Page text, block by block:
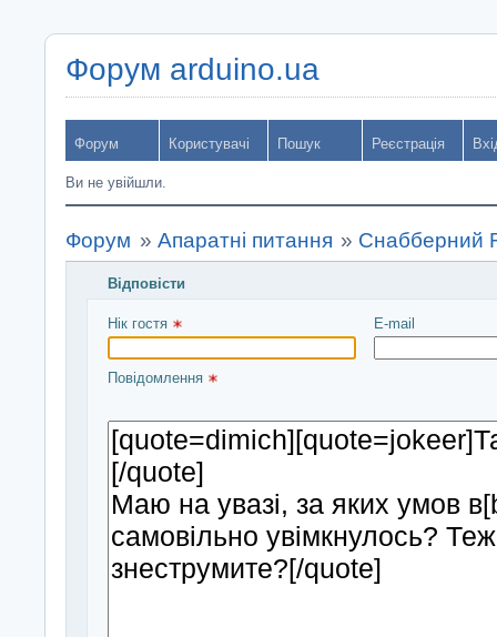
Форум arduino.ua
Форум Користувачі Пошук Реєстрація
Ви не увійшли.
Форум » Апаратні питання » Снабберний
Відповісти
Введіть повідомлення і натисніть Надіслати
Нік гостя E-mail
Повідомлення